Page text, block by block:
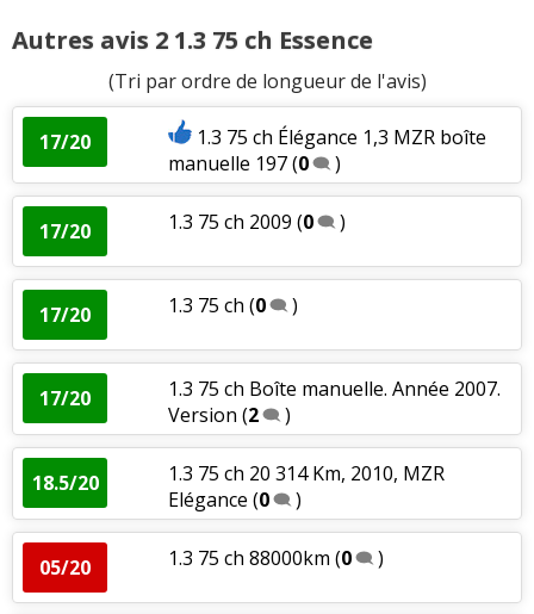
Autres avis 2 1.3 75 ch Essence
(Tri par ordre de longueur de l'avis)
17/20
1.3 75 ch Élégance 1,3 MZR boîte
manuelle 197(0 )
17/20 1.3 75 ch 2009 (0 )
17/20 1.3 75 ch (0 )
17/20
1.3 75 ch Boîte manuelle. Année 2007.
Version (2 )
18.5/20
1.3 75 ch 20 314 Km, 2010, MZR
Elégance (0 )
05/20 1.3 75 ch 88000km (0 )